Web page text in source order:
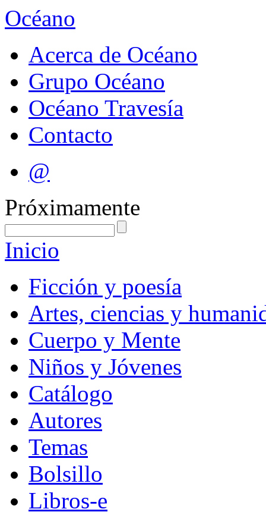
Océano
Acerca de Océano
Grupo Océano
Océano Travesía
Contacto
@
Próximamente
Inicio
Ficción y poesía
Artes, ciencias y
Cuerpo y Mente
Niños y Jóvenes
Catálogo
Autores
Temas
Bolsillo
Libros-e